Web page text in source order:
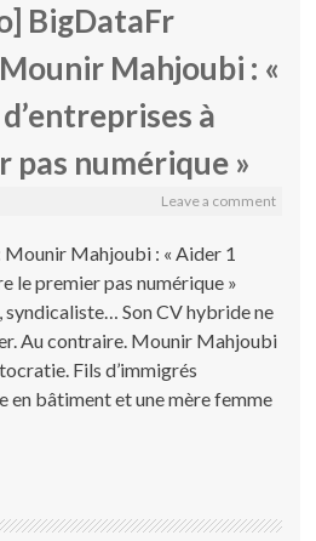
BigDataFr
Mahjoubi : «
à
pas numérique »
Leave a comment
Mahjoubi : « Aider 1
le premier pas numérique »
syndicaliste… Son CV hybride ne
Au contraire. Mounir Mahjoubi
Fils d’immigrés
en bâtiment et une mère femme